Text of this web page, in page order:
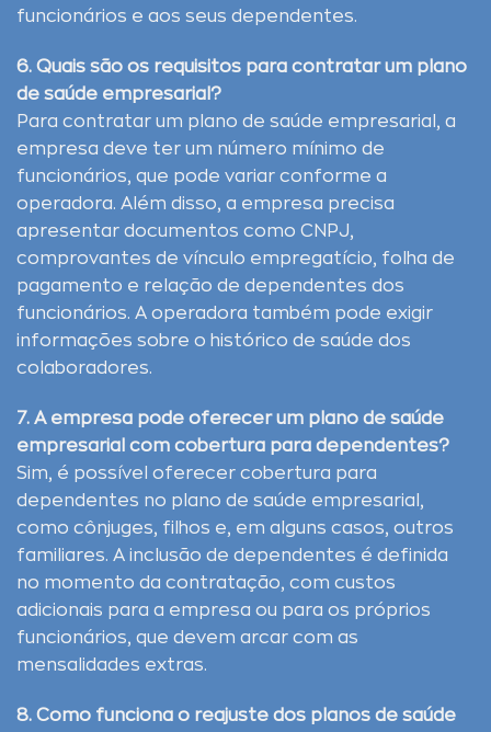
funcionários e aos seus dependentes.
6. Quais são os requisitos para contratar um plano
de saúde empresarial?
Para contratar um plano de saúde empresarial, a
empresa deve ter um número mínimo de
funcionários, que pode variar conforme a
operadora. Além disso, a empresa precisa
apresentar documentos como CNPJ,
comprovantes de vínculo empregatício, folha de
pagamento e relação de dependentes dos
funcionários. A operadora também pode exigir
informações sobre o histórico de saúde dos
colaboradores.
7. A empresa pode oferecer um plano de saúde
empresarial com cobertura para dependentes?
Sim, é possível oferecer cobertura para
dependentes no plano de saúde empresarial,
como cônjuges, filhos e, em alguns casos, outros
familiares. A inclusão de dependentes é definida
no momento da contratação, com custos
adicionais para a empresa ou para os próprios
funcionários, que devem arcar com as
mensalidades extras.
8. Como funciona o reajuste dos planos de saúde